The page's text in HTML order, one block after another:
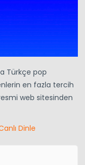
Türkçe pop
en fazla tercih
web sitesinden
Dinle